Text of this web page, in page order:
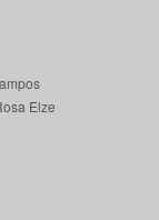
Elze